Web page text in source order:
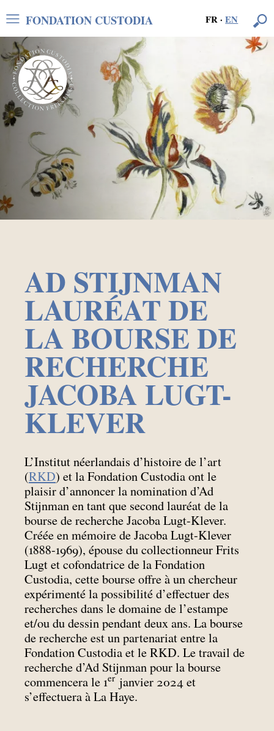
FR·EN
FONDATION CUSTODIA
AD STIJNMAN
LAURÉAT DE
LA BOURSE DE
RECHERCHE
JACOBA LUGT-
KLEVER
L’Institut néerlandais d’histoire de l’art
(RKD) et la Fondation Custodia ont le
plaisir d’annoncer la nomination d’Ad
Stijnman en tant que second lauréat de la
bourse de recherche Jacoba Lugt-Klever.
Créée en mémoire de Jacoba Lugt-Klever
(1888-1969), épouse du collectionneur Frits
Lugt et cofondatrice de la Fondation
Custodia, cette bourse offre à un chercheur
expérimenté la possibilité d’effectuer des
recherches dans le domaine de l’estampe
et/ou du dessin pendant deux ans. La bourse
de recherche est un partenariat entre la
Fondation Custodia et le RKD. Le travail de
recherche d’Ad Stijnman pour la bourse
commencera le 1er janvier 2024 et
s’effectuera à La Haye.